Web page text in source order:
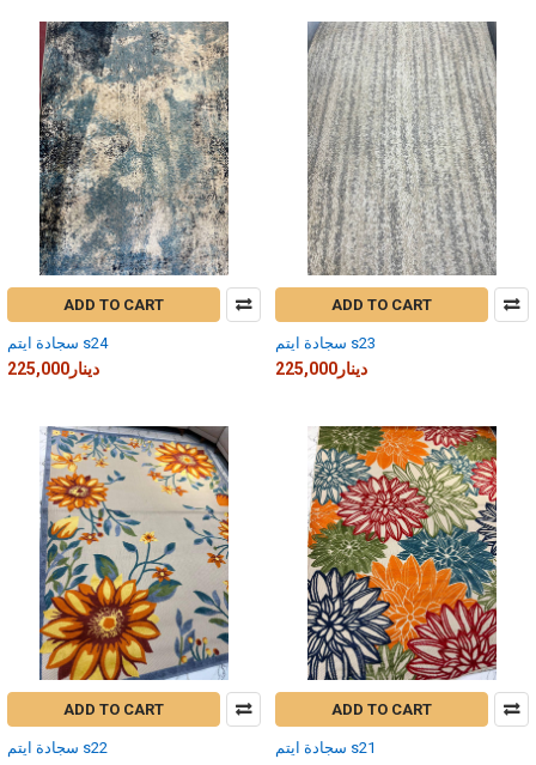
ADD TO CART
سجادة ايتم s24
225,000دينار
ADD TO CART
سجادة ايتم s23
225,000دينار
ADD TO CART
سجادة ايتم s22
ADD TO CART
سجادة ايتم s21